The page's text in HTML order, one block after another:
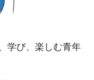
び、楽しむ青年